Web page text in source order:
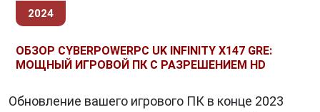
2024
ОБЗОР CYBERPOWERPC UK INFINITY X147 GRE:
МОЩНЫЙ ИГРОВОЙ ПК С РАЗРЕШЕНИЕМ HD
Обновление вашего игрового ПК в конце 2023